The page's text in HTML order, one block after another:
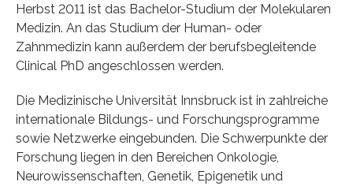
Herbst 2011 ist das Bachelor-Studium der Molekularen
Medizin. An das Studium der Human- oder
Zahnmedizin kann außerdem der berufsbegleitende
Clinical PhD angeschlossen werden.
Die Medizinische Universität Innsbruck ist in zahlreiche
internationale Bildungs- und Forschungsprogramme
sowie Netzwerke eingebunden. Die Schwerpunkte der
Forschung liegen in den Bereichen Onkologie,
Neurowissenschaften, Genetik, Epigenetik und